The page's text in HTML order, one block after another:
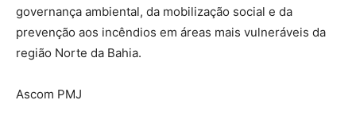
governança ambiental, da mobilização social e da
prevenção aos incêndios em áreas mais vulneráveis da
região Norte da Bahia.
Ascom PMJ